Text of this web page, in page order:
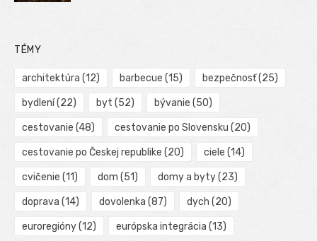
TÉMY
architektúra (12) barbecue (15) bezpečnosť(25)
bydlení(22) byt (52) bývanie (50)
cestovanie (48) cestovanie po Slovensku (20)
cestovanie po Českej republike (20) ciele (14)
cvičenie (11) dom (51) domy a byty(23)
doprava (14) dovolenka (87) dych (20)
euroregióny(12) európska integrácia (13)